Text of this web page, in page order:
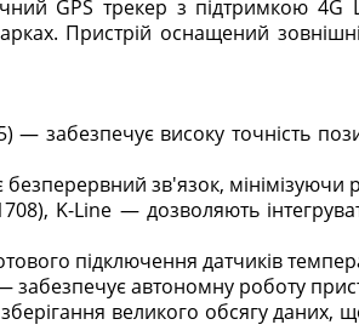
GPS трекер з підтримкою 4G
Пристрій оснащений
— забезпечує високу точність
зв'язок,
K-Line — дозволяють
підключення датчиків
забезпечує автономну роботу
великого обсягу